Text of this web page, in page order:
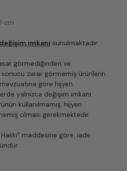
cm
imkanı sunulmaktadır.
görmediğinden ve
sonucu zarar görmemiş ürünlerin
göre hijyen
yalnızca değişim imkanı
kullanılmamış, hijyen
olması gerekmektedir.
maddesine göre, iade